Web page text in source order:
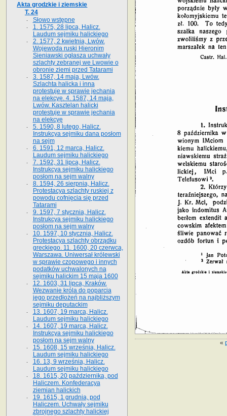
«
Akta grodzkie i ziemskie
T. 24
Słowo wstępne
1. 1575, 28 lipca, Halicz.
Laudum sejmiku halickiego
2. 1577, 2 kwietnia, Lwów.
Wojewoda ruski Hieronim
Sieniawski ogłasza uchwały
szlachty zebranej we Lwowie o
obronie ziemi przed Tatarami
3. 1587, 14 maja, Lwów.
Szlachta halicka i inna
protestuje w sprawie jechania
na elekcyę. 4. 1587, 14 maja,
Lwów. Kasztelan halicki
protestuje w sprawie jechania
na elekcyę
5. 1590, 8 lutego, Halicz.
Instrukcya sejmiku dana posłom
na sejm
6. 1591, 12 marca, Halicz.
Laudum sejmiku halickiego
7. 1592, 31 lipca, Halicz.
Instrukcya sejmiku halickiego
posłom na sejm walny
8. 1594, 26 sierpnia, Halicz.
Protestacya szlachty ruskiej z
powodu cofnięcia się przed
Tatarami
9. 1597, 7 stycznia, Halicz.
Instrukcya sejmiku halickiego
posłom na sejm walny
10. 1597, 10 stycznia, Halicz.
Protestacya szlachty obrządku
greckiego. 11. 1600, 20 czerwca,
Warszawa. Uniwersał królewski
w sprawie czopowego i innych
podatków uchwalonych na
sejmiku halickim 15 maja 1600
12. 1603, 31 lipca, Kraków.
Wezwanie króla do poparcia
jego przedłożeń na najbliższym
sejmiku deputackim
13. 1607, 19 marca, Halicz.
Laudum sejmiku halickiego
14. 1607, 19 marca, Halicz.
Instrukcya sejmiku halickiego
posłom na sejm walny
15. 1608, 15 września, Halicz.
Laudum sejmiku halickiego
16. 13, 9 września, Halicz.
Laudum sejmiku halickiego
18. 1615, 20 października, pod
Haliczem. Konfederacya
ziemian halickich
19. 1615, 1 grudnia, pod
Haliczem. Uchwały sejmiku
zbrojnego szlachty halickiej